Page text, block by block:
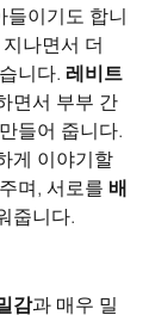
들이기도 합니
나면서 더
니다. 레비트
면서 부부 간
들어 줍니다.
게 이야기할
며, 서로를 배
줍니다.
감과 매우 밀